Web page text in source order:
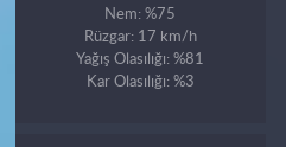
Nem: %75
Rüzgar: 17 km/h
Yağış Olasılığı: %81
Kar Olasılığı: %3